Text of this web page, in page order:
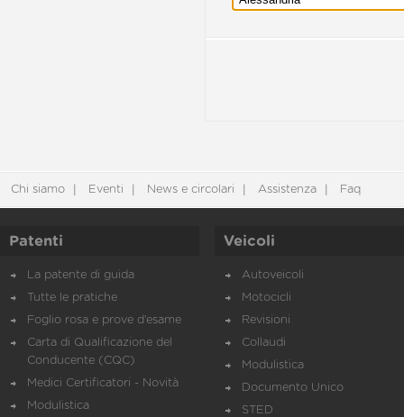
Chi siamo Eventi News e circolari Assistenza Faq
Patenti
La patente di guida
Tutte le pratiche
Foglio rosa e prove d’esame
Carta di Qualificazione del
Conducente (CQC)
Medici Certificatori - Novità
Modulistica
Veicoli
Autoveicoli
Motocicli
Revisioni
Collaudi
Modulistica
Documento Unico
STED